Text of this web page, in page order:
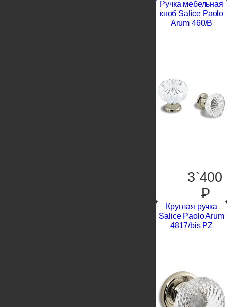
Ручка мебельная
кноб Salice Paolo
Arum 460/B
3`400
P
Круглая ручка
Salice Paolo Arum
4817/bis PZ